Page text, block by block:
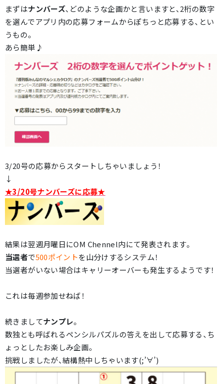
まずはナンバーズ、どのような企画かと言いますと、2桁の数字
を選んでアプリ内の応募フォームからぽちっと応募する、とい
うもの。
あら簡単♪
3/20号の応募からスタートしちゃいましょう！
↓
★3/20号ナンバーズに応募★
結果は翌週月曜日にOM Chennel内にて発表されます。
当選者で500ポイントを山分けするシステム！
当選者がいない場合はキャリーオーバーも発生するようです！
これは毎週参加せねば！
続きましてナンプレ。
数独とも呼ばれるペンシルパズルの答えを出して応募する、ち
ょっとしたお楽しみ企画。
挑戦しましたが、結構熱中しちゃいます(;’∀’)